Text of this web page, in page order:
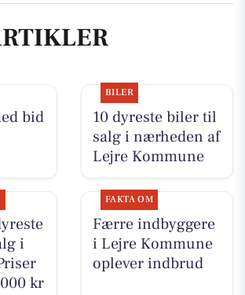
bid
BILER
10 dyreste biler til
salg i nærheden af
Lejre Kommune
i
kr
FAKTA OM
Færre indbyggere
i Lejre Kommune
oplever indbrud